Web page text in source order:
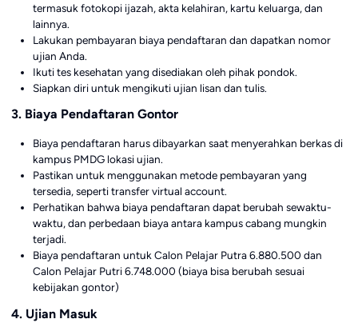
termasuk fotokopi ijazah, akta kelahiran, kartu keluarga, dan
lainnya.
Lakukan pembayaran biaya pendaftaran dan dapatkan nomor
ujian Anda.
Ikuti tes kesehatan yang disediakan oleh pihak pondok.
Siapkan diri untuk mengikuti ujian lisan dan tulis.
3. Biaya Pendaftaran Gontor
Biaya pendaftaran harus dibayarkan saat menyerahkan berkas di
kampus PMDG lokasi ujian.
Pastikan untuk menggunakan metode pembayaran yang
tersedia, seperti transfer virtual account.
Perhatikan bahwa biaya pendaftaran dapat berubah sewaktu-
waktu, dan perbedaan biaya antara kampus cabang mungkin
terjadi.
Biaya pendaftaran untuk Calon Pelajar Putra 6.880.500 dan
Calon Pelajar Putri 6.748.000 (biaya bisa berubah sesuai
kebijakan gontor)
4. Ujian Masuk